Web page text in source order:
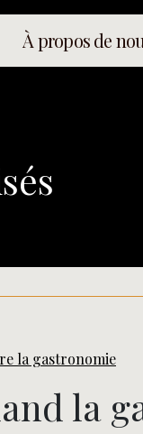
À propos de
la gastronomie
la